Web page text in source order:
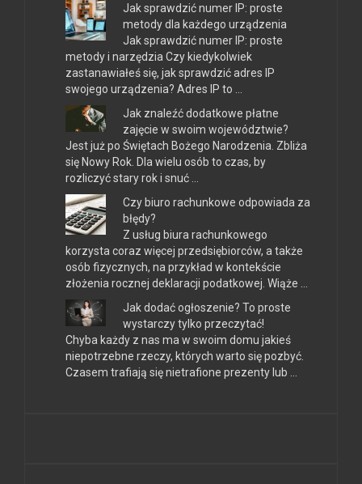
Jak sprawdzić numer IP: proste
metody dla każdego urządzenia
Jak sprawdzić numer IP: proste
metody i narzędzia Czy kiedykolwiek
zastanawiałeś się, jak sprawdzić adres IP
swojego urządzenia? Adres IP to …
Jak znaleźć dodatkowe płatne
zajęcie w swoim województwie?
Jest już po Świętach Bożego Narodzenia. Zbliża
się Nowy Rok. Dla wielu osób to czas, by
rozliczyć stary rok i snuć …
Czy biuro rachunkowe odpowiada za
błędy?
Z usług biura rachunkowego
korzysta coraz więcej przedsiębiorców, a także
osób fizycznych, na przykład w kontekście
złożenia rocznej deklaracji podatkowej. Wiąże …
Jak dodać ogłoszenie? To proste
wystarczy tylko przeczytać!
Chyba każdy z nas ma w swoim domu jakieś
niepotrzebne rzeczy, których warto się pozbyć.
Czasem trafiają się nietrafione prezenty lub …